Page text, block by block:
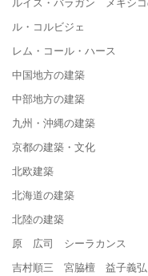
ル・コルビジェ
レム・コール・ハース
中国地方の建築
中部地方の建築
九州・沖縄の建築
京都の建築・文化
北欧建築
北海道の建築
北陸の建築
原 広司 シーラカンス
吉村順三 宮脇檀 益子義